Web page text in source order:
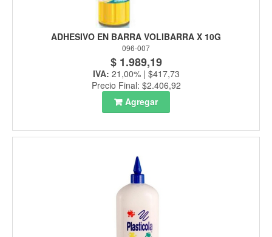
ADHESIVO EN BARRA VOLIBARRA X 10G
096-007
$ 1.989,19
IVA: 21,00% | $417,73
Precio Final: $2.406,92
Agregar